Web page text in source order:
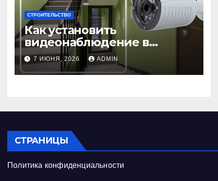
СТРОИТЕЛЬСТВО
Как установить
видеонаблюдение в
подъезде: пошаговая
инструкция и советы
7 ИЮНЯ, 2026 ADMIN
СТРАНИЦЫ
Политика конфиденциальности